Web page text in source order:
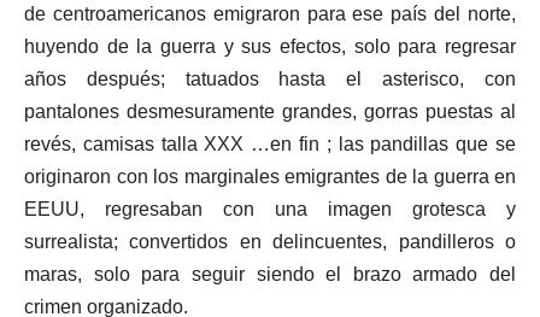
de centroamericanos emigraron para ese país del norte,
huyendo de la guerra y sus efectos, solo para regresar
años después; tatuados hasta el asterisco, con
pantalones desmesuramente grandes, gorras puestas al
revés, camisas talla XXX …en fin ; las pandillas que se
originaron con los marginales emigrantes de la guerra en
EEUU, regresaban con una imagen grotesca y
surrealista; convertidos en delincuentes, pandilleros o
maras, solo para seguir siendo el brazo armado del
crimen organizado.